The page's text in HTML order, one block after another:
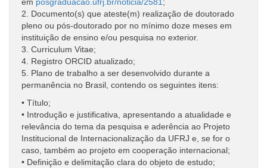
2. Documento(s) que ateste(m) realização de doutorado
pleno ou pós-doutorado por no mínimo doze meses em
instituição de ensino e/ou pesquisa no exterior.
3. Curriculum Vitae;
4. Registro ORCID atualizado;
5. Plano de trabalho a ser desenvolvido durante a
permanência no Brasil, contendo os seguintes itens:
• Título;
• Introdução e justificativa, apresentando a atualidade e
relevância do tema da pesquisa e aderência ao Projeto
Institucional de Internacionalização da UFRJ e, se for o
caso, também ao projeto em cooperação internacional;
• Definição e delimitação clara do objeto de estudo;